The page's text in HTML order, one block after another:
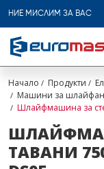
НИЕ МИСЛИМ ЗА ВАС
Начало Продукти
Машини за
Шлайфмашина за
ТАВАНИ